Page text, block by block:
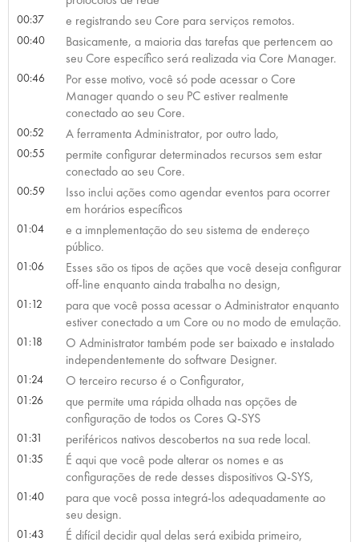
00:37 e registrando seu Core para serviços remotos.
00:40
Basicamente, a maioria das tarefas que pertencem ao
seu Core específico será realizada via Core Manager.
00:46
Por esse motivo, você só pode acessar o Core
Manager quando o seu PC estiver realmente
conectado ao seu Core.
00:52 A ferramenta Administrator, por outro lado,
00:55
permite configurar determinados recursos sem estar
conectado ao seu Core.
00:59
Isso inclui ações como agendar eventos para ocorrer
em horários específicos
01:04
e a imnplementação do seu sistema de endereço
público.
01:06
Esses são os tipos de ações que você deseja configurar
off-line enquanto ainda trabalha no design,
01:12
para que você possa acessar o Administrator enquanto
estiver conectado a um Core ou no modo de emulação.
01:18
O Administrator também pode ser baixado e instalado
independentemente do software Designer.
01:24 O terceiro recurso é o Configurator,
01:26
que permite uma rápida olhada nas opções de
configuração de todos os Cores Q-SYS
01:31 periféricos nativos descobertos na sua rede local.
01:35
É aqui que você pode alterar os nomes e as
configurações de rede desses dispositivos Q-SYS,
01:40
para que você possa integrá-los adequadamente ao
seu design.
01:43 É difícil decidir qual delas será exibida primeiro,